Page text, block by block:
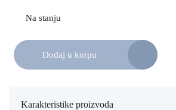
Dodaj u korpu
Karakteristike proizvoda